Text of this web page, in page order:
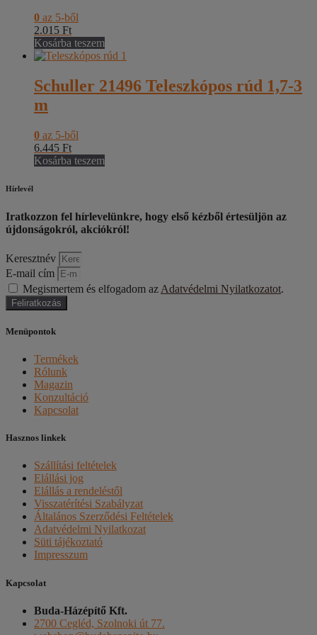
0 az 5-ből
2.015 Ft
Kosárba teszem
Schuller 21496 Teleszkópos rúd 1,7-3
m
0 az 5-ből
6.445 Ft
Kosárba teszem
Hírlevél
Iratkozzon fel hírlevelünkre, hogy első kézből értesüljön az
újdonságokról, akciókról!
Keresztnév
E-mail cím
Megismertem és elfogadom az Adatvédelmi Nyilatkozatot.
Feliratkozás
Menüpontok
Termékek
Rólunk
Magazin
Konzultáció
Kapcsolat
Hasznos linkek
Szállítási feltételek
Elállási jog
Elállás a rendeléstől
Visszatérítési Szabályzat
Általános Szerződési Feltételek
Adatvédelmi Nyilatkozat
Süti tájékoztató
Impresszum
Kapcsolat
Buda-Házépítő Kft.
2700 Cegléd, Szolnoki út 77.